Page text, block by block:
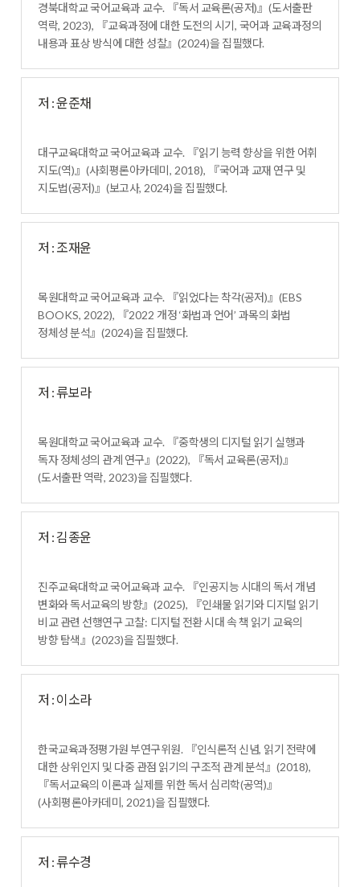
경북대학교 국어교육과 교수. 『독서 교육론(공저)』(도서출판
역락, 2023), 『교육과정에 대한 도전의 시기 , 국어과 교육과정의
내용과 표상 방식에 대한 성찰』(2024)을 집필했다.
저 : 윤준채
대구교육대학교 국어교육과 교수. 『읽기 능력 향상을 위한 어휘
지도(역)』 (사회평론아카데미 , 2018), 『국어과 교재 연구 및
지도법(공저)』 (보고사, 2024)을 집필했다.
저 : 조재윤
목원대학교 국어교육과 교수. 『읽었다는 착각(공저)』 (EBS
BOOKS, 2022),
『2022 개정‘화법과 언어’ 과목의 화법
정체성 분석』(2024)을 집필했다.
저 : 류보라
목원대학교 국어교육과 교수. 『중학생의 디지털 읽기 실행과
독자 정체성의 관계 연구』 (2022), 『독서 교육론(공저)』
(도서출판 역락, 2023)을 집필했다.
저 : 김종윤
진주교육대학교 국어교육과 교수. 『인공지능 시대의 독서 개념
변화와 독서교육의 방향』(2025), 『인쇄물 읽기와 디지털 읽기
비교 관련 선행연구 고찰: 디지털 전환 시대 속 책 읽기 교육의
방향 탐색』 (2023)을 집필했다.
저 : 이소라
한국교육과정평가원 부연구위원. 『인식론적 신념, 읽기 전략에
대한 상위인지 및 다중 관점 읽기의 구조적 관계 분석』 (2018),
『독서교육의 이론과 실제를 위한 독서 심리학(공역)』
(사회평론아카데미, 2021)을 집필했다.
저 : 류수경